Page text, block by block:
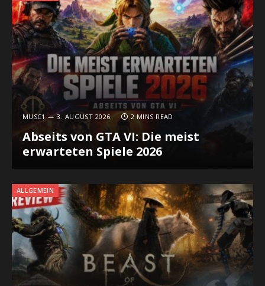
MUSC1 3. AUGUST 2026 2 MINS READ
Abseits von GTA VI: Die meist
erwarteten Spiele 2026
ALLGEMEIN